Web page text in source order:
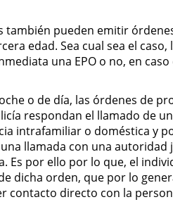
pueden emitir
edad. Sea cual sea el
una EPO o no, en
o de día, las órdenes de
respondan el llamado de
intrafamiliar o doméstica y
llamada con una
Es por ello por lo que, el
dicha orden, que por lo
contacto directo con la